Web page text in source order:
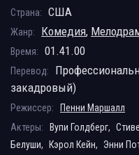
Страна: США
Жанр: Комедия,
Время: 01.41.00
Перевод:
закадровый)
Режиссер:
Пенни Маршалл
Актеры:
Вупи Голдберг,
Белуши,
Кэрол Кейн, Энни